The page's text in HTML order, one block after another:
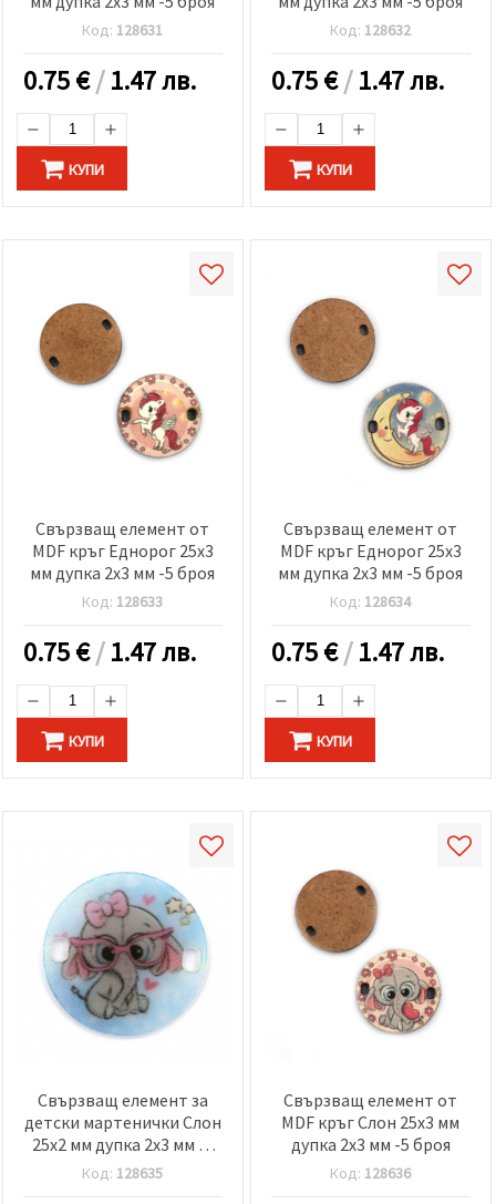
Код: 128631
0.75€/1.47 лв.
КУПИ
Код: 128632
0.75€/1.47 лв.
КУПИ
Свързващ елемент от
MDF кръг Еднорог 25x3
мм дупка 2x3 мм -5 броя
Код: 128633
0.75€/1.47 лв.
КУПИ
Свързващ елемент от
MDF кръг Еднорог 25x3
мм дупка 2x3 мм -5 броя
Код: 128634
0.75€/1.47 лв.
КУПИ
Свързващ елемент за
детски мартенички Слон
25x2 мм дупка 2x3 мм -5
броя
Код: 128635
Свързващ елемент от
MDF кръг Слон 25x3 мм
дупка 2x3 мм -5 броя
Код: 128636